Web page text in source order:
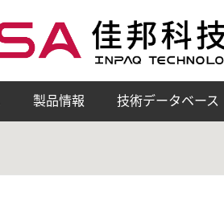
製品情報 技術データベース